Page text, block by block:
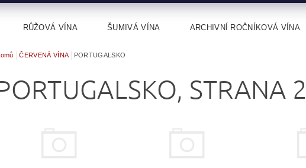
RŮŽOVÁ VÍNA ŠUMIVÁ VÍNA ARCHIVNÍ ROČNÍKOVÁ VÍNA
VÍN ČERVENÁ VÍNA PORTUGALSKO
, STRANA 2